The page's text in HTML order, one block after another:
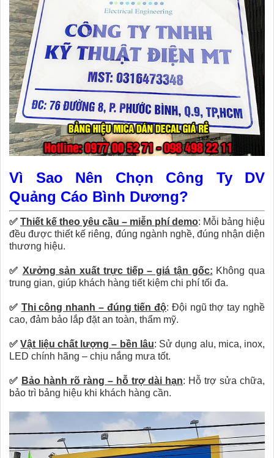
Vì Sao Nên Chọn Công Ty DV
Quảng Cáo Bình Dương?
✅ Thiết kế theo yêu cầu – miễn phí demo: Mỗi bảng hiệu
đều được thiết kế riêng, đúng ngành nghề, đúng nhận diện
thương hiệu.
✅ Xưởng sản xuất trực tiếp – giá tận gốc: Không qua
trung gian, giúp khách hàng tiết kiệm chi phí tối đa.
✅ Thi công nhanh – đúng tiến độ: Đội ngũ thợ tay nghề
cao, đảm bảo lắp đặt an toàn, thẩm mỹ.
✅Vật liệu chất lượng – bền lâu: Sử dụng alu, mica, inox,
LED chính hãng – chịu nắng mưa tốt.
✅ Bảo hành rõ ràng – hỗ trợ dài hạn: Hỗ trợ sửa chữa,
bảo trì bảng hiệu khi khách hàng cần.